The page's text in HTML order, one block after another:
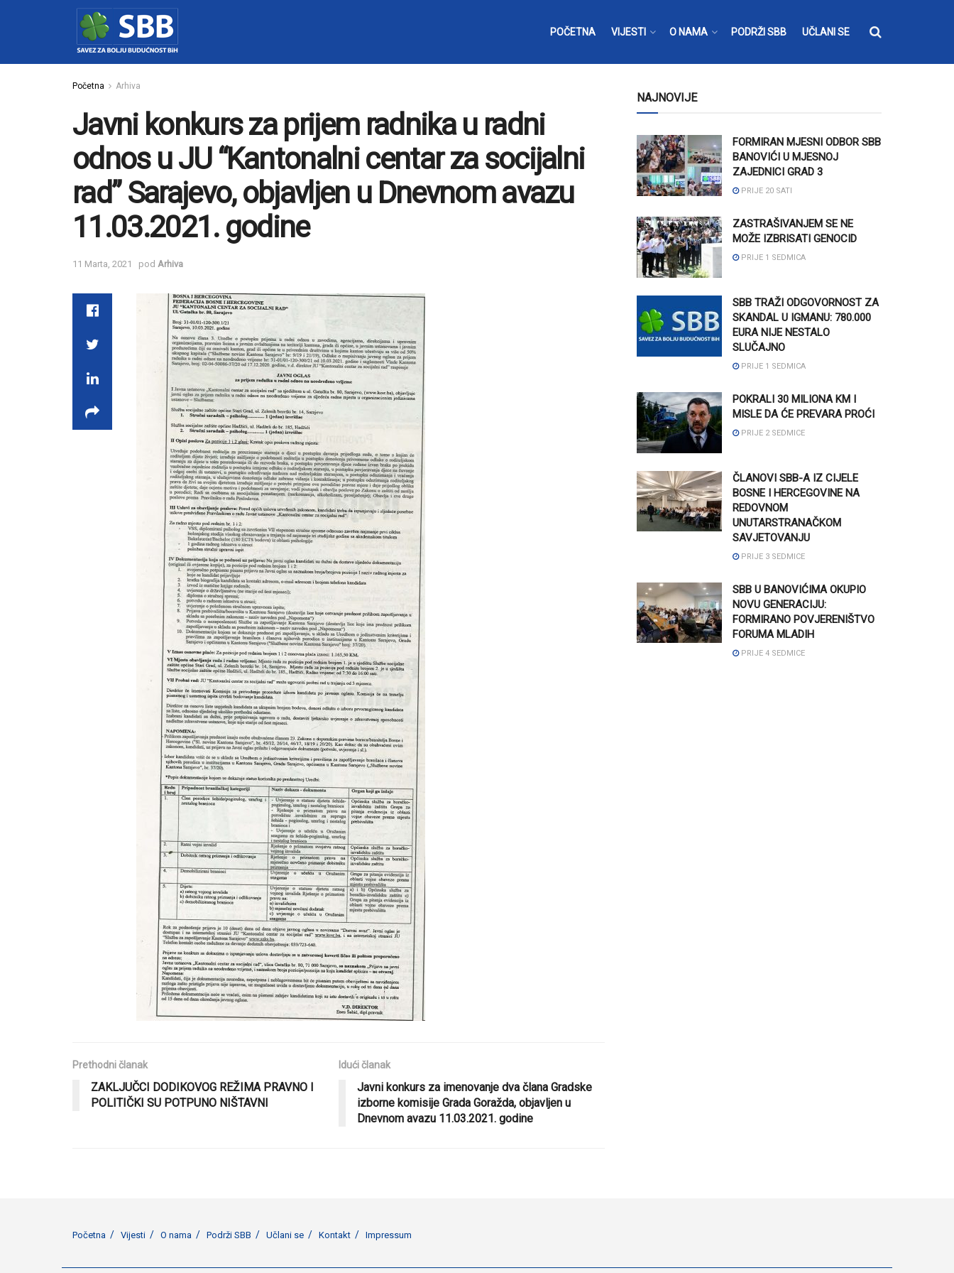
POČETNA VIJESTI O NAMA PODRŽI SBB UČLANI SE
Početna Arhiva
Javni konkurs za prijem radnika u radni
odnos u JU “Kantonalni centar za socijalni
rad” Sarajevo, objavljen u Dnevnom avazu
11.03.2021. godine
11 Marta, 2021 pod Arhiva
Prethodni članak
ZAKLJUČCI DODIKOVOG REŽIMA PRAVNO I
POLITIČKI SU POTPUNO NIŠTAVNI
Idući članak
Javni konkurs za imenovanje dva člana Gradske
izborne komisije Grada Goražda, objavljen u
Dnevnom avazu 11.03.2021. godine
NAJNOVIJE
FORMIRAN MJESNI ODBOR SBB
BANOVIĆI U MJESNOJ
ZAJEDNICI GRAD 3
PRIJE 20 SATI
ZASTRAŠIVANJEM SE NE
MOŽE IZBRISATI GENOCID
PRIJE 1 SEDMICA
SBB TRAŽI ODGOVORNOST ZA
SKANDAL U IGMANU: 780.000
EURA NIJE NESTALO
SLUČAJNO
PRIJE 1 SEDMICA
POKRALI 30 MILIONA KM I
MISLE DA ĆE PREVARA PROĆI
PRIJE 2 SEDMICE
ČLANOVI SBB-A IZ CIJELE
BOSNE I HERCEGOVINE NA
REDOVNOM
UNUTARSTRANAČKOM
SAVJETOVANJU
PRIJE 3 SEDMICE
SBB U BANOVIĆIMA OKUPIO
NOVU GENERACIJU:
FORMIRANO POVJERENIŠTVO
FORUMA MLADIH
PRIJE 4 SEDMICE
Početna Vijesti O nama Podrži SBB Učlani se Kontakt Impressum